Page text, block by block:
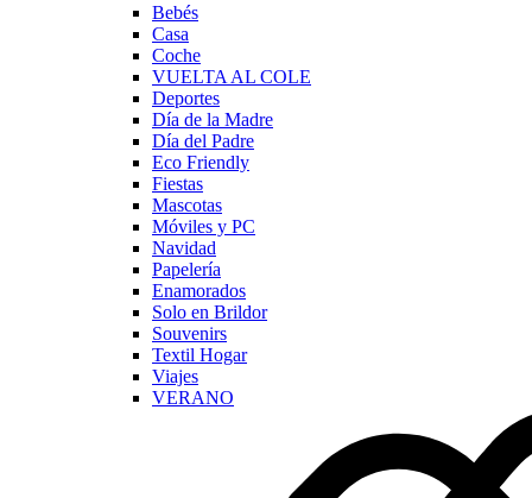
Bebés
Casa
Coche
VUELTA AL COLE
Deportes
Día de la Madre
Día del Padre
Eco Friendly
Fiestas
Mascotas
Móviles y PC
Navidad
Papelería
Enamorados
Solo en Brildor
Souvenirs
Textil Hogar
Viajes
VERANO